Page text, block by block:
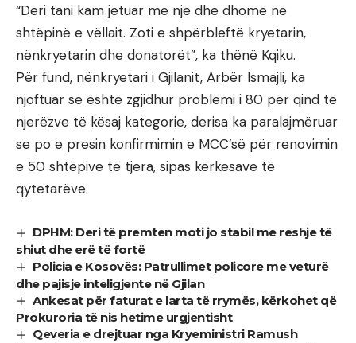
“Deri tani kam jetuar me një dhe dhomë në
shtëpinë e vëllait. Zoti e shpërbleftë kryetarin,
nënkryetarin dhe donatorët”, ka thënë Kqiku.
Për fund, nënkryetari i Gjilanit, Arbër Ismajli, ka
njoftuar se është zgjidhur problemi i 80 për qind të
njerëzve të kësaj kategorie, derisa ka paralajmëruar
se po e presin konfirmimin e MCC’së për renovimin
e 50 shtëpive të tjera, sipas kërkesave të
qytetarëve.
DPHM: Deri të premten moti jo stabil me reshje të
shiut dhe erë të fortë
Policia e Kosovës: Patrullimet policore me veturë
dhe pajisje inteligjente në Gjilan
Ankesat për faturat e larta të rrymës, kërkohet që
Prokuroria të nis hetime urgjentisht
Qeveria e drejtuar nga Kryeministri Ramush